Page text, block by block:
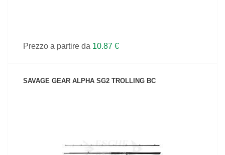
Prezzo a partire da 10.87 €
SAVAGE GEAR ALPHA SG2 TROLLING BC